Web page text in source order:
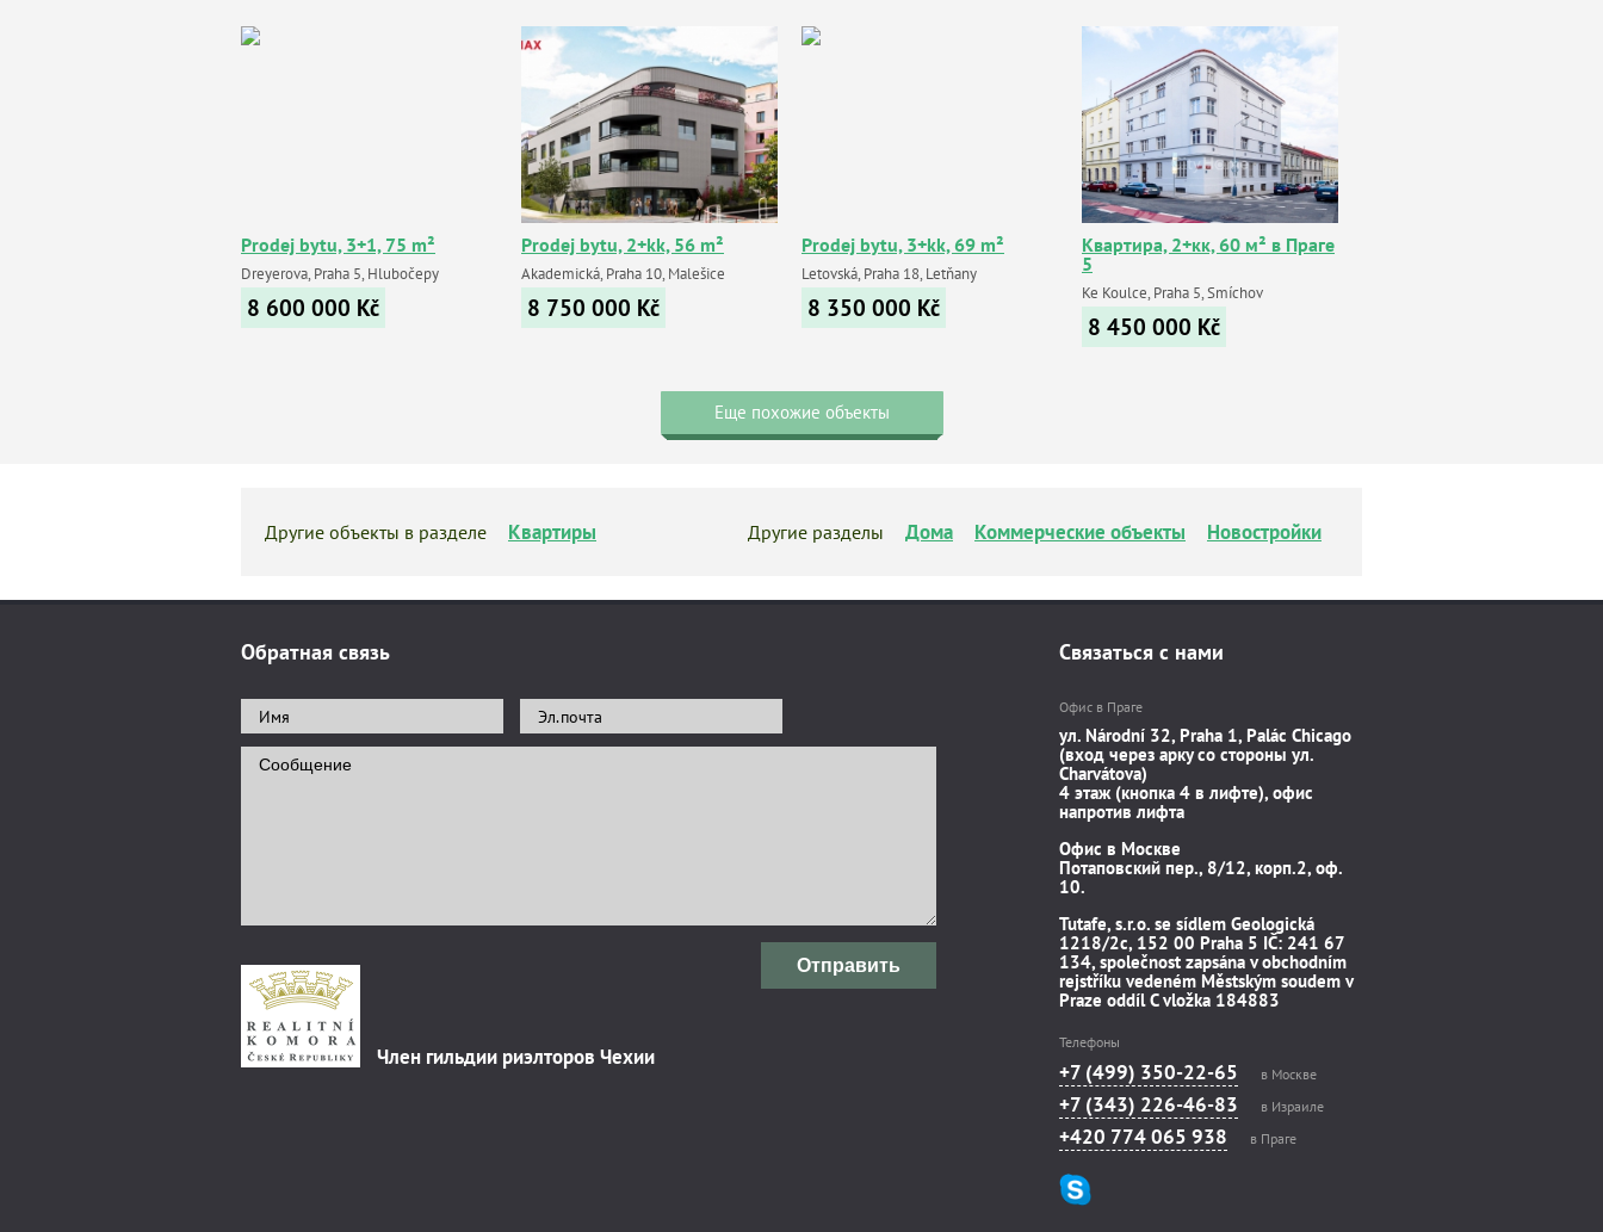
Prodej bytu, 3+1, 75 m²
Dreyerova, Praha 5, Hlubočepy
8 600 000 Kč
Prodej bytu, 2+kk, 56 m²
Akademická, Praha 10, Malešice
8 750 000 Kč
Prodej bytu, 3+kk, 69 m²
Letovská, Praha 18, Letňany
8 350 000 Kč
Квартира, 2+кк, 60 м² в Праге
5
Ke Koulce, Praha 5, Smíchov
8 450 000 Kč
Еще похожие объекты
Другие объекты в разделе Квартиры Другие разделы Дома Коммерческие объекты Новостройки
Обратная связь
Отправить
Член гильдии риэлторов Чехии
Связаться с нами
Офис в Праге
ул. Národní 32, Praha 1, Palác Chicago
(вход через арку со стороны ул.
Charvátova)
4 этаж (кнопка 4 в лифте), офис
напротив лифта
Офис в Москве
Потаповский пер., 8/12, корп.2, оф.
10.
Tutafe, s.r.o. se sídlem Geologická
1218/2c, 152 00 Praha 5 IČ: 241 67
134, společnost zapsána v obchodním
rejstříku vedeném Městským soudem v
Praze oddíl C vložka 184883
Телефоны
+7 (499) 350-22-65 в Москве
+7 (343) 226-46-83 в Израиле
+420 774 065 938 в Праге